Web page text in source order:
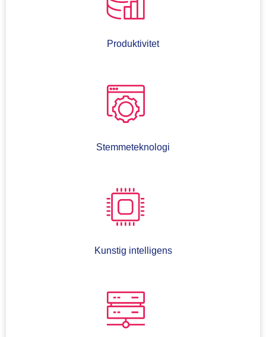
Produktivitet
Stemmeteknologi
Kunstig intelligens